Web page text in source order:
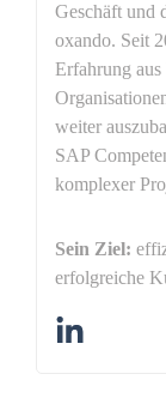
Geschäft und
oxando. Seit
Erfahrung
weiter
SAP
komplexer
Sein Ziel:
erfolgreiche